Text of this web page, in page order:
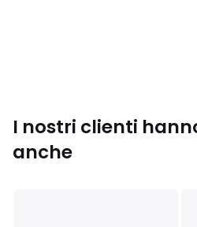
XS, S, M, L, XL, XXL
I nostri clienti
anche